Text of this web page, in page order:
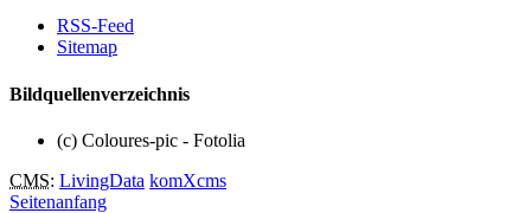
RSS-Feed
Sitemap
Bildquellenverzeichnis
(c) Coloures-pic - Fotolia
CMS: LivingData komXcms
Seitenanfang